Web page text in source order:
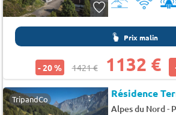
Prix malin
- 20 % 1421 € 1132 €
TripandCo Résidence
Alpes du Nord-